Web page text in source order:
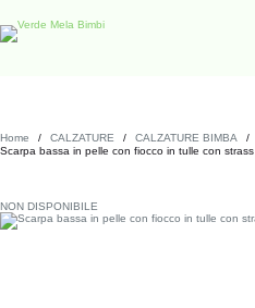
Home / CALZATURE / CALZATURE BIMBA /
Scarpa bassa in pelle con fiocco in tulle con strass
NON DISPONIBILE